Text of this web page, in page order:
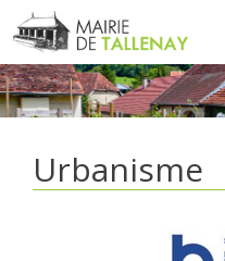
Aller
au
contenu
Urbanisme